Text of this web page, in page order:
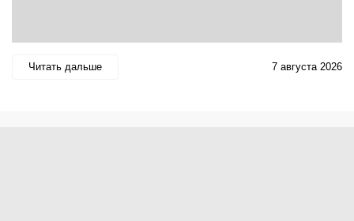
Читать дальше 7 августа 2026